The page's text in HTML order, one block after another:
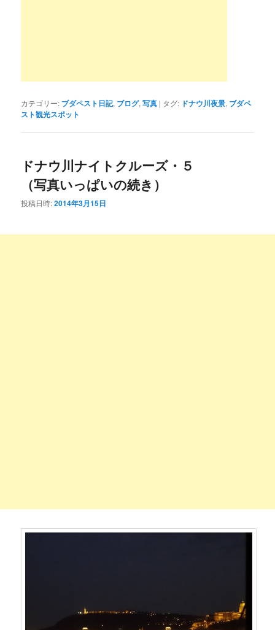
カテゴリー: ブダペスト日記, ブログ,写真 | タグ: ドナウ川夜景, ブダペ
スト観光スポット
ドナウ川ナイトクルーズ・５
（写真いっぱいの続き）
投稿日時:2014年3月15日